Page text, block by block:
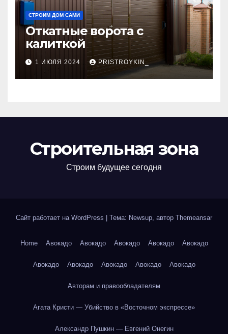
СТРОИМ ДОМ САМИ
Откатные ворота с
калиткой
1 ИЮЛЯ 2024 PRISTROYKIN_
Строительная зона
Строим будущее сегодня
Сайт работает на WordPress | Тема: Newsup, автор Themeansar
Home Авокадо Авокадо Авокадо Авокадо Авокадо
Авокадо Авокадо Авокадо Авокадо Авокадо
Авторам и правообладателям
Агата Кристи — Убийство в «Восточном экспрессе»
Александр Пушкин — Евгений Онегин